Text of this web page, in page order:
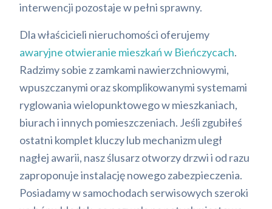
interwencji pozostaje w pełni sprawny.
Dla właścicieli nieruchomości oferujemy
awaryjne otwieranie mieszkań w Bieńczycach.
Radzimy sobie z zamkami nawierzchniowymi,
wpuszczanymi oraz skomplikowanymi systemami
ryglowania wielopunktowego w mieszkaniach,
biurach i innych pomieszczeniach. Jeśli zgubiłeś
ostatni komplet kluczy lub mechanizm uległ
nagłej awarii, nasz ślusarz otworzy drzwi i od razu
zaproponuje instalację nowego zabezpieczenia.
Posiadamy w samochodach serwisowych szeroki